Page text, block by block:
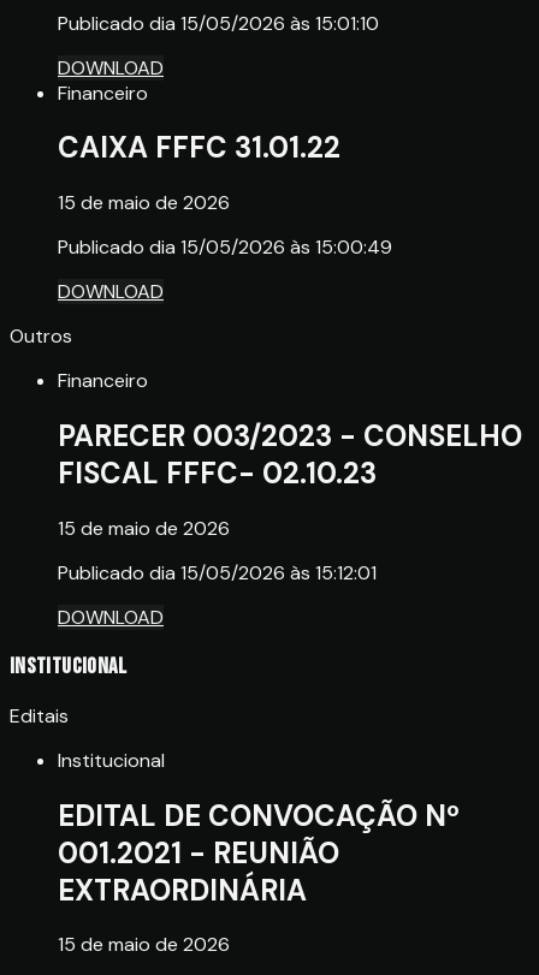
Publicado dia 15/05/2026 às 15:01:10
DOWNLOAD
Financeiro
CAIXA FFFC 31.01.22
15 de maio de 2026
Publicado dia 15/05/2026 às 15:00:49
DOWNLOAD
Outros
Financeiro
PARECER 003/2023 - CONSELHO
FISCAL FFFC- 02.10.23
15 de maio de 2026
Publicado dia 15/05/2026 às 15:12:01
DOWNLOAD
Institucional
Editais
Institucional
EDITAL DE CONVOCAÇÃO Nº
001.2021 - REUNIÃO
EXTRAORDINÁRIA
15 de maio de 2026